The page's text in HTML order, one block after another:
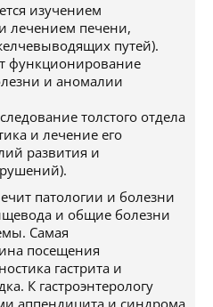
изучением
лечением печени,
путей).
функционирование
и аномалии
толстого отдела
и лечение его
развития и
патологии и болезни
и общие болезни
Самая
посещения
гастрита и
К гастроэнтерологу
аппендицита и синдрома